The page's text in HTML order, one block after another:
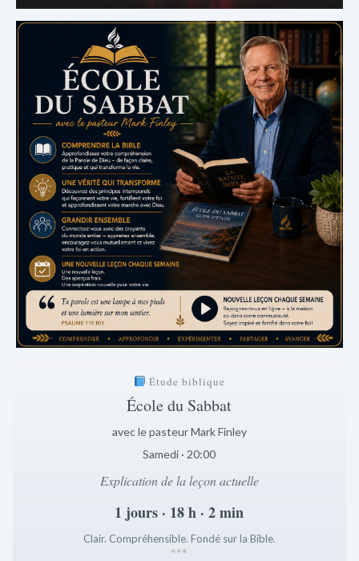
Étude biblique
École du Sabbat
avec le pasteur Mark Finley
Samedi · 20:00
Explication de la leçon actuelle
1 jours · 18 h · 2 min
Clair. Compréhensible. Fondé sur la Bible.
***